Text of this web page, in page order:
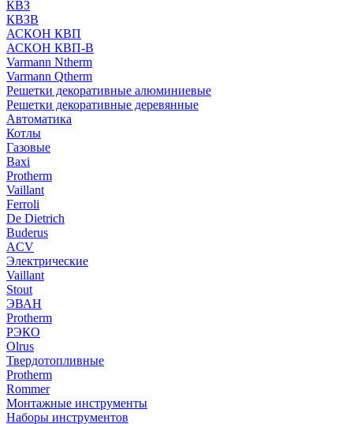
КВЗ
КВЗВ
АСКОН КВП
АСКОН КВП-В
Varmann Ntherm
Varmann Qtherm
Решетки декоративные алюминиевые
Решетки декоративные деревянные
Автоматика
Котлы
Газовые
Baxi
Protherm
Vaillant
Ferroli
De Dietrich
Buderus
ACV
Электрические
Vaillant
Stout
ЭВАН
Protherm
РЭКО
Olrus
Твердотопливные
Protherm
Rommer
Монтажные инструменты
Наборы инструментов